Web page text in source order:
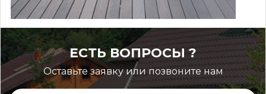
ЕСТЬ ВОПРОСЫ ?
Оставьте заявку или позвоните нам